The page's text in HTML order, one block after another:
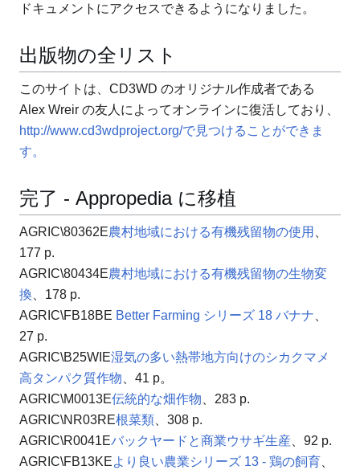
ドキュメントにアクセスできるようになりました。
出版物の全リスト
このサイトは、CD3WD のオリジナル作成者である
Alex Wreir の友人によってオンラインに復活しており、
http://www.cd3wdproject.org/で見つけることができま
す。
完了 - Appropedia に移植
AGRIC\80362E農村地域における有機残留物の使用
177 p.
AGRIC\80434E農村地域における有機残留物の生物変
換 、178 p.
AGRIC\FB18BE Better Farming シリーズ 18 バナナ
27 p.
AGRIC\B25WIE湿気の多い熱帯地方向けのシカクマメ
高タンパク質作物 、41 p。
AGRIC\M0013E伝統的な畑作物 、283 p.
AGRIC\NR03RE根菜類 、308 p.
AGRIC\R0041Eバックヤードと商業ウサギ生産 、92 p.
AGRIC\FB13KEより良い農業シリーズ 13 - 鶏の飼育